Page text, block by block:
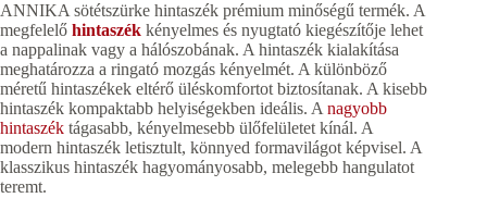
ANNIKA sötétszürke hintaszék prémium minőségű termék. A
megfelelő hintaszék kényelmes és nyugtató kiegészítője lehet
a nappalinak vagy a hálószobának. A hintaszék kialakítása
meghatározza a ringató mozgás kényelmét. A különböző
méretű hintaszékek eltérő üléskomfortot biztosítanak. A kisebb
hintaszék kompaktabb helyiségekben ideális. A nagyobb
hintaszék tágasabb, kényelmesebb ülőfelületet kínál. A
modern hintaszék letisztult, könnyed formavilágot képvisel. A
klasszikus hintaszék hagyományosabb, melegebb hangulatot
teremt.